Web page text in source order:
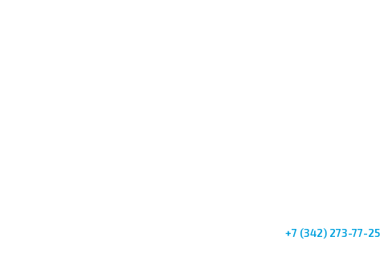
+7 (342) 273-77-25